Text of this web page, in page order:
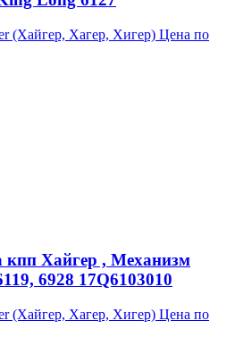
(Хайгер, Хагер, Хигер) Цена по
кпп Хайгер , Механизм
6928 17Q6103010
(Хайгер, Хагер, Хигер) Цена по